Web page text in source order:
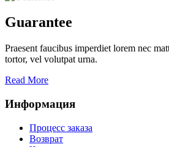
Guarantee
Praesent faucibus imperdiet lorem nec
tortor, vel volutpat urna.
Read More
Информация
Процесс заказа
Возврат